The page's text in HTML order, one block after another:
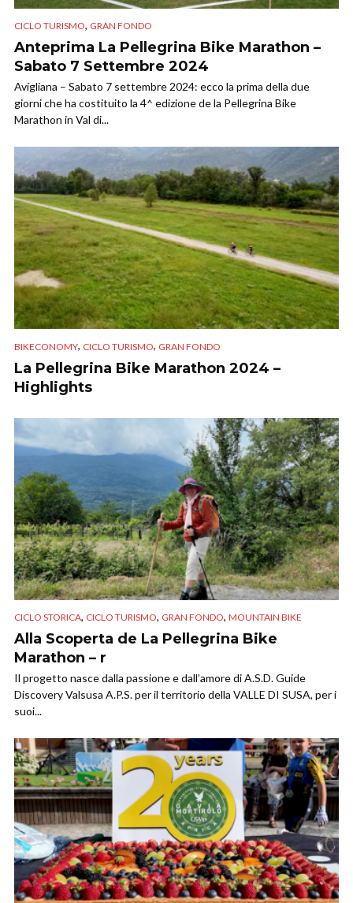
CICLO TURISMO, GRAN FONDO
Anteprima La Pellegrina Bike Marathon –
Sabato 7 Settembre 2024
Avigliana – Sabato 7 settembre 2024: ecco la prima della due
giorni che ha costituito la 4^ edizione de la Pellegrina Bike
Marathon in Val di...
BIKECONOMY, CICLO TURISMO, GRAN FONDO
La Pellegrina Bike Marathon 2024 –
Highlights
CICLO STORICA, CICLO TURISMO, GRAN FONDO, MOUNTAIN BIKE
Alla Scoperta de La Pellegrina Bike
Marathon – r
Il progetto nasce dalla passione e dall’amore di A.S.D. Guide
Discovery Valsusa A.P.S. per il territorio della VALLE DI SUSA, per i
suoi...